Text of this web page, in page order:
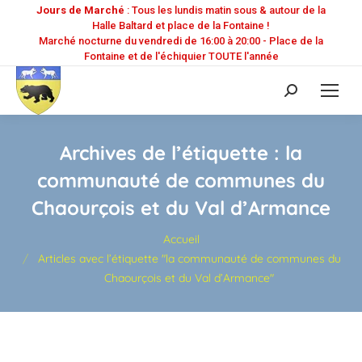
Jours de Marché : Tous les lundis matin sous & autour de la
Halle Baltard et place de la Fontaine !
Marché nocturne du vendredi de 16:00 à 20:00 - Place de la
Fontaine et de l'échiquier TOUTE l'année
Recherche
:
Archives de l’étiquette : la
communauté de communes du
Chaourçois et du Val d’Armance
Accueil
Articles avec l’étiquette "la communauté de communes du
Chaourçois et du Val d’Armance"